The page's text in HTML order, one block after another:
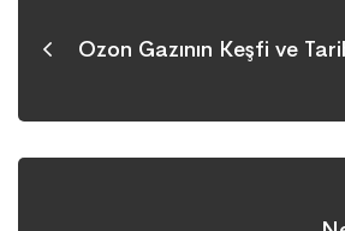
Ozon Gazının Keşfi ve